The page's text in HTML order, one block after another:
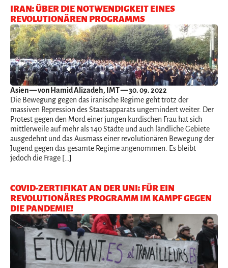
IRAN: ÜBER DIE NOTWENDIGKEIT EINES
REVOLUTIONÄREN PROGRAMMS
Asien— von Hamid Alizadeh, IMT — 30. 09. 2022
Die Bewegung gegen das iranische Regime geht trotz der
massiven Repression des Staatsapparats ungemindert weiter. Der
Protest gegen den Mord einer jungen kurdischen Frau hat sich
mittlerweile auf mehr als 140 Städte und auch ländliche Gebiete
ausgedehnt und das Ausmass einer revolutionären Bewegung der
Jugend gegen das gesamte Regime angenommen. Es bleibt
jedoch die Frage […]
COVID-ZERTIFIKAT AN DER UNI: FÜR EIN
REVOLUTIONÄRES PROGRAMM IM KAMPF GEGEN
DIE PANDEMIE!